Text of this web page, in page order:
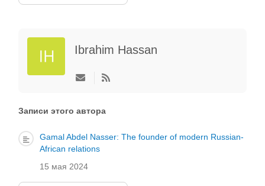
Ibrahim Hassan
Подписаться
автора
Записи этого автора
Gamal Abdel Nasser: The founder of modern Russian-
African relations
15 мая 2024